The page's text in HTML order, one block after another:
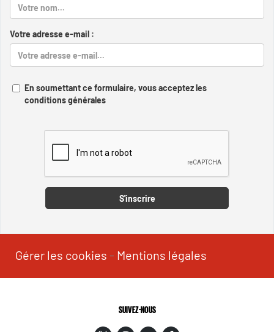
Votre adresse e-mail :
En soumettant ce formulaire, vous acceptez les
conditions générales
S'inscrire
Gérer les cookies - Mentions légales
SUIVEZ-NOUS